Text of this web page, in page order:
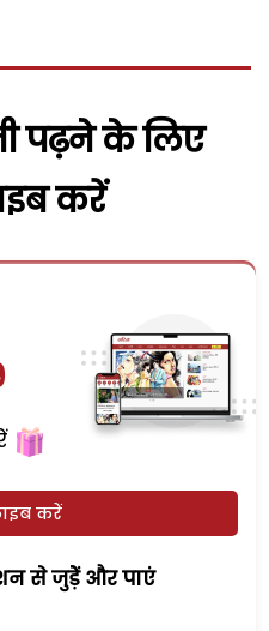
पढ़ने के लिए
करें
करें
से जुड़ेें और पाएं